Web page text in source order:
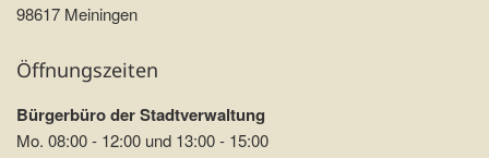
98617 Meiningen
Öffnungszeiten
Bürgerbüro der Stadtverwaltung
Mo. 08:00 - 12:00 und 13:00 - 15:00